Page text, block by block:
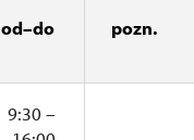
od–do pozn.
9:30 –